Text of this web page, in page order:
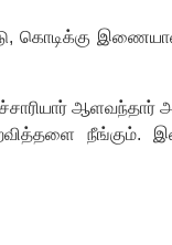
, கொடிக்கு
ஆளவந்தார்
நீங்கும்.